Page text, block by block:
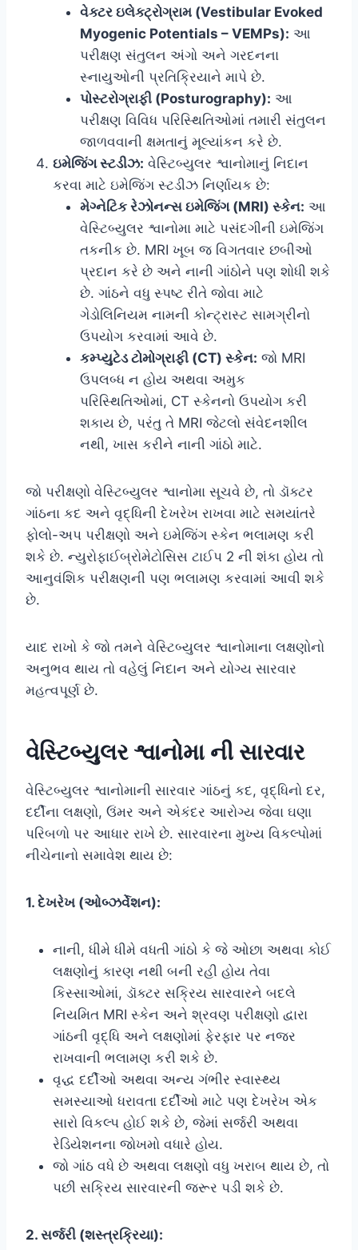
વેક્ટર ઇલેક્ટ્રોગ્રામ (Vestibular Evoked
Myogenic Potentials – VEMPs): આ
પરીક્ષણ સંતુલન અંગો અને ગરદનના
સ્નાયુઓની પ્રતિક્રિયાને માપે છે.
પોસ્ટરોગ્રાફી (Posturography): આ
પરીક્ષણ વિવિધ પરિસ્થિતિઓમાં તમારી સંતુલન
જાળવવાની ક્ષમતાનું મૂલ્યાંકન કરે છે.
ઇમેજિંગ સ્ટડીઝ: વેસ્ટિબ્યુલર શ્વાનોમાનું નિદાન
કરવા માટે ઇમેજિંગ સ્ટડીઝ નિર્ણાયક છે:
મેગ્નેટિક રેઝોનન્સ ઇમેજિંગ (MRI) સ્કેન: આ
વેસ્ટિબ્યુલર શ્વાનોમા માટે પસંદગીની ઇમેજિંગ
તકનીક છે. MRI ખૂબ જ વિગતવાર છબીઓ
પ્રદાન કરે છે અને નાની ગાંઠોને પણ શોધી શકે
છે. ગાંઠને વધુ સ્પષ્ટ રીતે જોવા માટે
ગેડોલિનિયમ નામની કોન્ટ્રાસ્ટ સામગ્રીનો
ઉપયોગ કરવામાં આવે છે.
કમ્પ્યુટેડ ટોમોગ્રાફી (CT) સ્કેન: જો MRI
ઉપલબ્ધ ન હોય અથવા અમુક
પરિસ્થિતિઓમાં, CT સ્કેનનો ઉપયોગ કરી
શકાય છે, પરંતુ તે MRI જેટલો સંવેદનશીલ
નથી, ખાસ કરીને નાની ગાંઠો માટે.
જો પરીક્ષણો વેસ્ટિબ્યુલર શ્વાનોમા સૂચવે છે, તો ડૉક્ટર
ગાંઠના કદ અને વૃદ્ધિની દેખરેખ રાખવા માટે સમયાંતરે
ફોલો-અપ પરીક્ષણો અને ઇમેજિંગ સ્કેન ભલામણ કરી
શકે છે. ન્યુરોફાઈબ્રોમેટોસિસ ટાઈપ 2 ની શંકા હોય તો
આનુવંશિક પરીક્ષણની પણ ભલામણ કરવામાં આવી શકે
છે.
યાદ રાખો કે જો તમને વેસ્ટિબ્યુલર શ્વાનોમાના લક્ષણોનો
અનુભવ થાય તો વહેલું નિદાન અને યોગ્ય સારવાર
મહત્વપૂર્ણ છે.
વેસ્ટિબ્યુલર શ્વાનોમા ની સારવાર
વેસ્ટિબ્યુલર શ્વાનોમાની સારવાર ગાંઠનું કદ, વૃદ્ધિનો દર,
દર્દીના લક્ષણો, ઉંમર અને એકંદર આરોગ્ય જેવા ઘણા
પરિબળો પર આધાર રાખે છે. સારવારના મુખ્ય વિકલ્પોમાં
નીચેનાનો સમાવેશ થાય છે:
1. દેખરેખ (ઓબ્ઝર્વેશન):
નાની, ધીમે ધીમે વધતી ગાંઠો કે જે ઓછા અથવા કોઈ
લક્ષણોનું કારણ નથી બની રહી હોય તેવા
કિસ્સાઓમાં, ડૉક્ટર સક્રિય સારવારને બદલે
નિયમિત MRI સ્કેન અને શ્રવણ પરીક્ષણો દ્વારા
ગાંઠની વૃદ્ધિ અને લક્ષણોમાં ફેરફાર પર નજર
રાખવાની ભલામણ કરી શકે છે.
વૃદ્ધ દર્દીઓ અથવા અન્ય ગંભીર સ્વાસ્થ્ય
સમસ્યાઓ ધરાવતા દર્દીઓ માટે પણ દેખરેખ એક
સારો વિકલ્પ હોઈ શકે છે, જેમાં સર્જરી અથવા
રેડિયેશનના જોખમો વધારે હોય.
જો ગાંઠ વધે છે અથવા લક્ષણો વધુ ખરાબ થાય છે, તો
પછી સક્રિય સારવારની જરૂર પડી શકે છે.
2. સર્જરી (શસ્ત્રક્રિયા):